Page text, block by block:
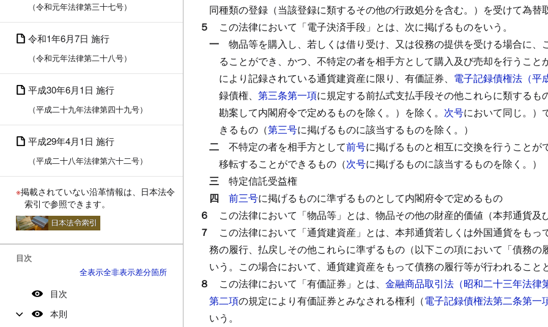
（令和元年法律第三十七号）
令和1年6月7日 施行
（令和元年法律第二十八号）
平成30年6月1日 施行
（平成二十九年法律第四十九号）
平成29年4月1日 施行
（平成二十八年法律第六十二号）
※掲載されていない沿革情報は、日本法令
索引で参照できます。
目次
全表示全非表示差分箇所
目次
本則
同種類の登録（当該登録に類するその他の行政処分を含む。）を受けて為替
５ この法律において「電子決済手段」とは、次に掲げるものをいう。
一 物品等を購入し、若しくは借り受け、又は役務の提供を受ける場合に
ることができ、かつ、不特定の者を相手方として購入及び売却を行うこ
により記録されている通貨建資産に限り、有価証券、 電子記録債権法（平
録債権、 第三条第一項に規定する前払式支払手段その他これらに類する
勘案して内閣府令で定めるものを除く。）を除く。 次号において同じ。）
きるもの（第三号に掲げるものに該当するものを除く。）
二 不特定の者を相手方として前号に掲げるものと相互に交換を行うこと
移転することができるもの（次号に掲げるものに該当するものを除く。）
三 特定信託受益権
四 前三号に掲げるものに準ずるものとして内閣府令で定めるもの
６ この法律において「物品等」とは、物品その他の財産的価値（本邦通貨及
７ この法律において「通貨建資産」とは、本邦通貨若しくは外国通貨をも
務の履行、払戻しその他これらに準ずるもの（以下この項において「債務
いう。 この場合において、通貨建資産をもって債務の履行等が行われるこ
８ この法律において「有価証券」とは、 金融商品取引法（昭和二十三年法律
第二項の規定により有価証券とみなされる権利（電子記録債権法第二条第一
いう。